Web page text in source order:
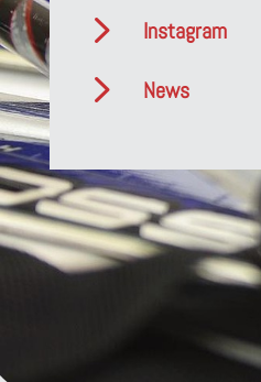
5 Instagram
5 News